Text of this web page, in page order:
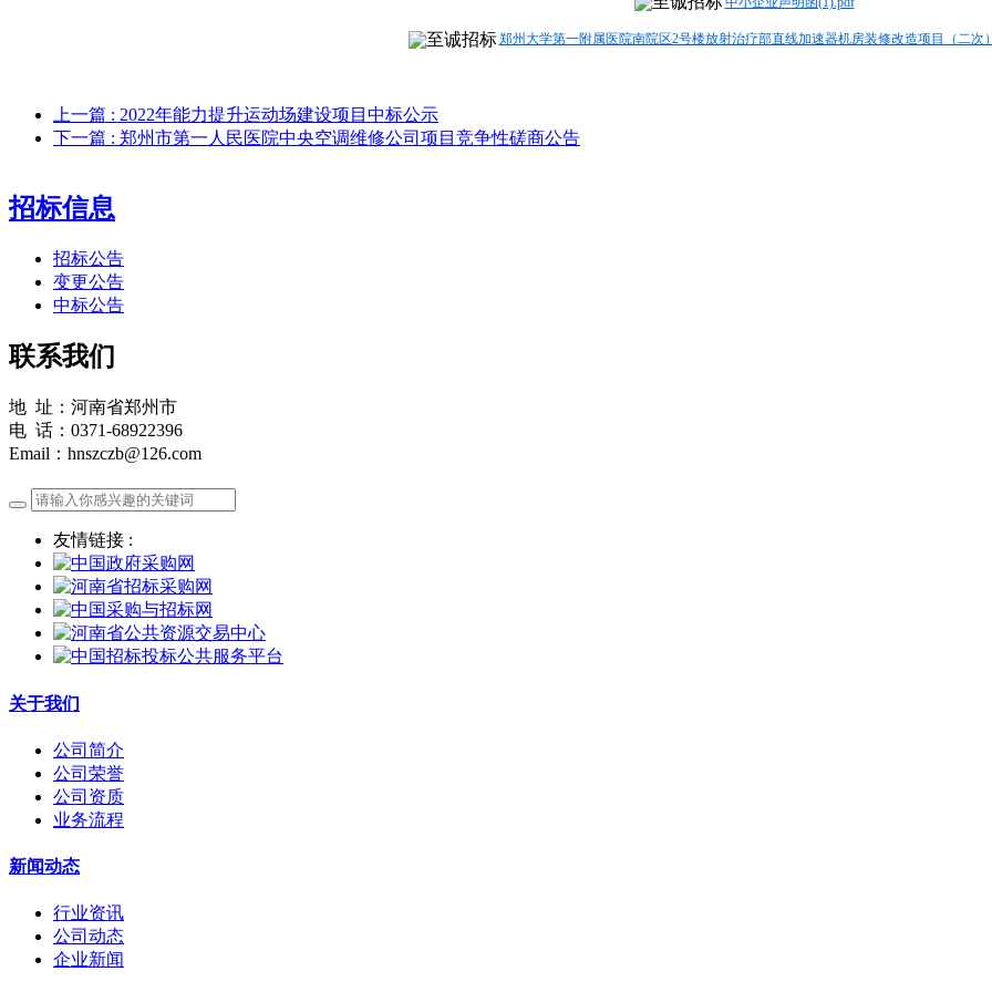
郑州大学第一附属医院南院区2号楼放射治疗部直线加速器机房装修改造项目（二次
上一篇 : 2022年能力提升运动场建设项目中标公示
下一篇 : 郑州市第一人民医院中央空调维修公司项目竞争性磋商公告
招标信息
招标公告
变更公告
中标公告
联系我们
地 址：河南省郑州市
电 话：0371-68922396
Email：hnszczb@126.com
友情链接 :
关于我们
公司简介
公司荣誉
公司资质
业务流程
新闻动态
行业资讯
公司动态
企业新闻